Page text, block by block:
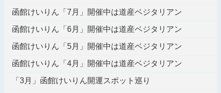
函館けいりん「7月」開催中は道産ベジタリアン
函館けいりん「6月」開催中は道産ベジタリアン
函館けいりん「5月」開催中は道産ベジタリアン
函館けいりん「4月」開催中は道産ベジタリアン
「3月」函館けいりん開運スポット巡り